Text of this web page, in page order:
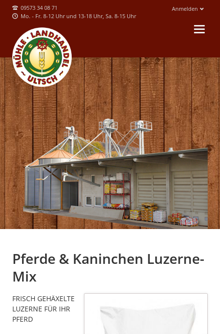
09573 34 08 71
Mo. - Fr. 8-12 Uhr und 13-18 Uhr, Sa. 8-15 Uhr
Anmelden
Pferde & Kaninchen Luzerne-
Mix
FRISCH GEHÄXELTE
LUZERNE FÜR IHR
PFERD